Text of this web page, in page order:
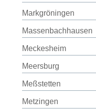
Markgröningen
Massenbachhausen
Meckesheim
Meersburg
Meßstetten
Metzingen